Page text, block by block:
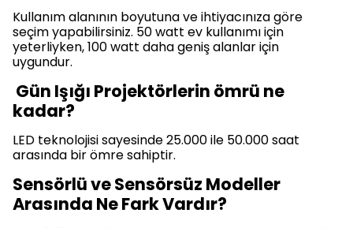
Kullanım alanının boyutuna ve ihtiyacınıza göre
seçim yapabilirsiniz. 50 watt ev kullanımı için
yeterliyken, 100 watt daha geniş alanlar için
uygundur.
Gün Işığı Projektörlerin ömrü ne
kadar?
LED teknolojisi sayesinde 25.000 ile 50.000 saat
arasında bir ömre sahiptir.
Sensörlü ve Sensörsüz Modeller
Arasında Ne Fark Vardır?